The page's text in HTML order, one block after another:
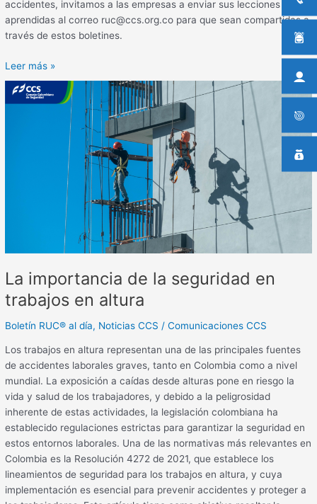
accidentes, invitamos a las empresas a enviar sus lecciones
aprendidas al correo ruc@ccs.org.co para que sean compartidas a
través de estos boletines.
Leer más »
La importancia de la seguridad en
trabajos en altura
Boletín RUC® al día, Noticias CCS /Comunicaciones CCS
Los trabajos en altura representan una de las principales fuentes
de accidentes laborales graves, tanto en Colombia como a nivel
mundial. La exposición a caídas desde alturas pone en riesgo la
vida y salud de los trabajadores, y debido a la peligrosidad
inherente de estas actividades, la legislación colombiana ha
establecido regulaciones estrictas para garantizar la seguridad en
estos entornos laborales. Una de las normativas más relevantes en
Colombia es la Resolución 4272 de 2021, que establece los
lineamientos de seguridad para los trabajos en altura, y cuya
implementación es esencial para prevenir accidentes y proteger a
La
importancia